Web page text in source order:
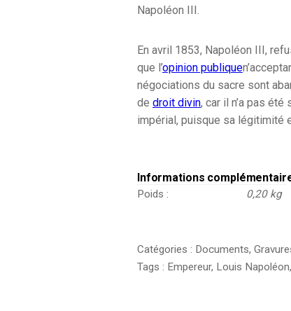
Napoléon III.
En avril 1853, Napoléon III,
que l’opinion publique
négociations du sacre sont
de droit divin, car il n’a pas
impérial, puisque sa légitimité
Informations
Poids 0,20 kg
Catégories : Documents,
Tags : Empereur, Louis Napoléon,